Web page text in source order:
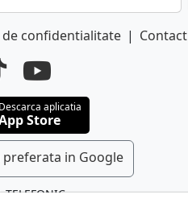
de confidentialitate | Contact
Descarca aplicatia
Store
preferata in Google